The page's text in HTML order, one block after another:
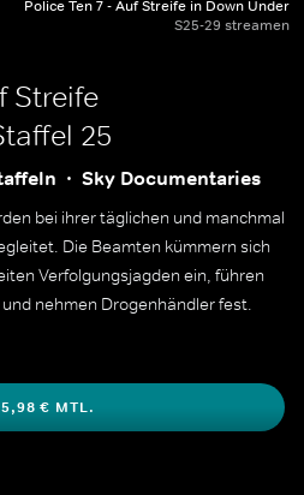
Police Ten 7 - Auf Streife in Down Under
S25-29 streamen
Streife
25
Sky Documentaries
bei ihrer täglichen und manchmal
Die Beamten kümmern sich
Verfolgungsjagden ein, führen
nehmen Drogenhändler fest.
€ MTL.